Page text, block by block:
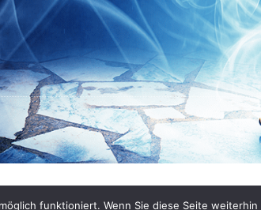
funktioniert. Wenn Sie diese Seite